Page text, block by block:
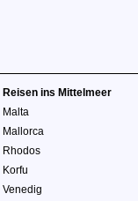
Reisen ins Mittelmeer
Malta
Mallorca
Rhodos
Korfu
Venedig